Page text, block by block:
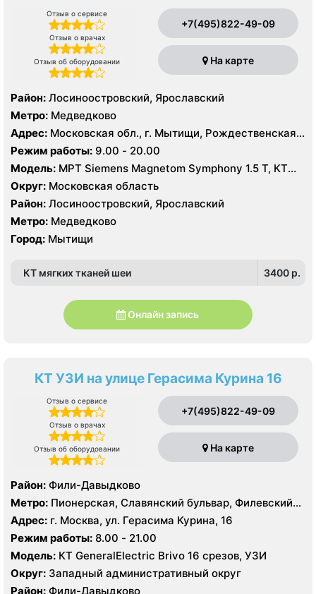
Отзыв о сервисе
Отзыв о врачах
Отзыв об оборудовании
+7(495)822-49-09
На карте
Район: Лосиноостровский, Ярославский
Метро: Медведково
Адрес: Московская обл., г. Мытищи, Рождественская
ул., 7
Режим работы: 9.00 - 20.00
Модель: МРТ Siemens Magnetom Symphony 1.5 Т, КТ
Siemens SOMATOM Emotion 16 срезов, УЗИ Philips
Ultrasound HD9
Округ: Московская область
Район: Лосиноостровский, Ярославский
Метро: Медведково
Город: Мытищи
КТ мягких тканей шеи 3400 p.
Онлайн запись
КТ УЗИ на улице Герасима Курина 16
Отзыв о сервисе
Отзыв о врачах
Отзыв об оборудовании
+7(495)822-49-09
На карте
Район: Фили-Давыдково
Метро: Пионерская, Славянский бульвар, Филевский
парк
Адрес: г. Москва, ул. Герасима Курина, 16
Режим работы: 8.00 - 21.00
Модель: КТ GeneralElectric Brivo 16 срезов, УЗИ
Округ: Западный административный округ
Район: Фили-Давыдково